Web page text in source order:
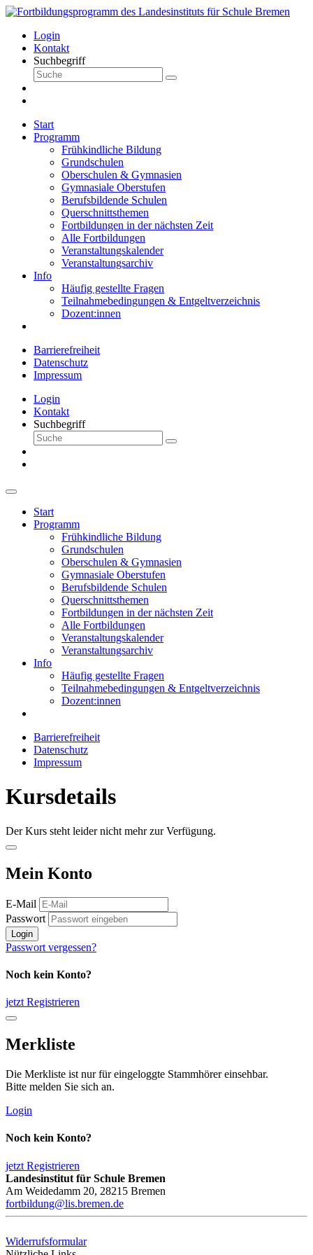
Login
Kontakt
Suchbegriff
Start
Programm
Frühkindliche Bildung
Grundschulen
Oberschulen & Gymnasien
Gymnasiale Oberstufen
Berufsbildende Schulen
Querschnittsthemen
Fortbildungen in der nächsten Zeit
Alle Fortbildungen
Veranstaltungskalender
Veranstaltungsarchiv
Info
Häufig gestellte Fragen
Teilnahmebedingungen & Entgeltverzeichnis
Dozent:innen
Barrierefreiheit
Datenschutz
Impressum
Login
Kontakt
Suchbegriff
Start
Programm
Frühkindliche Bildung
Grundschulen
Oberschulen & Gymnasien
Gymnasiale Oberstufen
Berufsbildende Schulen
Querschnittsthemen
Fortbildungen in der nächsten Zeit
Alle Fortbildungen
Veranstaltungskalender
Veranstaltungsarchiv
Info
Häufig gestellte Fragen
Teilnahmebedingungen & Entgeltverzeichnis
Dozent:innen
Barrierefreiheit
Datenschutz
Impressum
Kursdetails
Der Kurs steht leider nicht mehr zur Verfügung.
Mein Konto
E-Mail
Passwort
Login
Passwort vergessen?
Noch kein Konto?
jetzt Registrieren
Merkliste
Die Merkliste ist nur für eingeloggte Stammhörer einsehbar.
Bitte melden Sie sich an.
Login
Noch kein Konto?
jetzt Registrieren
Landesinstitut für Schule Bremen
Am Weidedamm 20, 28215 Bremen
fortbildung@lis.bremen.de
Widerrufsformular